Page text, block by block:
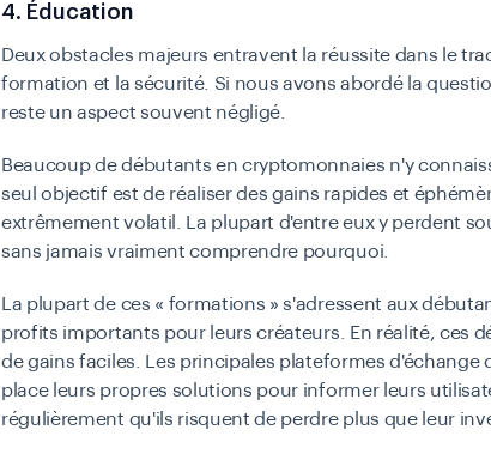
4. Éducation
Deux obstacles majeurs entravent la réussite dans le
formation et la sécurité. Si nous avons abordé la
reste un aspect souvent négligé.
Beaucoup de débutants en cryptomonnaies n'y
seul objectif est de réaliser des gains rapides et
extrêmement volatil. La plupart d'entre eux y perdent
sans jamais vraiment comprendre pourquoi.
La plupart de ces « formations » s'adressent aux
profits importants pour leurs créateurs. En réalité, ces
de gains faciles. Les principales plateformes d'échange
place leurs propres solutions pour informer leurs
régulièrement qu'ils risquent de perdre plus que leur